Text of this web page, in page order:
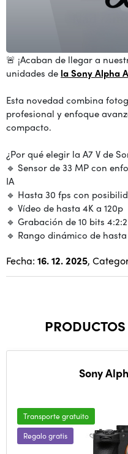
🚨 ¡Acaban de llegar a
unidades de la Sony Alpha
Esta novedad combina
profesional y enfoque
compacto.
¿Por qué elegir la A7 V de
🔹 Sensor de 33 MP con
IA
🔹 Hasta 30 fps con
🔹 Vídeo de hasta 4K a 120p
🔹 Grabación de 10 bits 4:2:2
🔹 Rango dinámico de hasta
Fecha: 16. 12. 2025,
Sony
Transporte gratuito
Regalo gratis